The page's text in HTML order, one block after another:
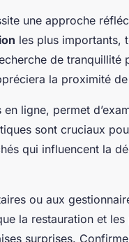
une approche
les plus importants,
de tranquillité
la proximité
ligne, permet
sont cruciaux
qui influencent la
ou aux
la restauration et les
surprises.